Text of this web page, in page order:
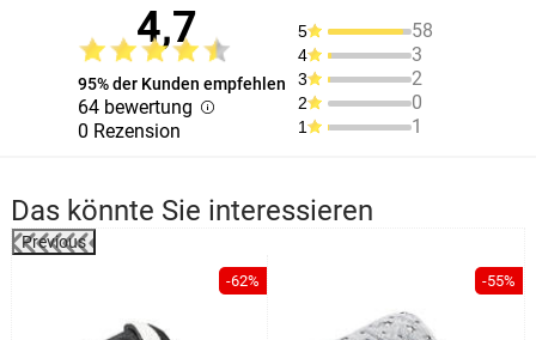
4,7
95% der Kunden empfehlen
64 bewertung
0 Rezension
5 58
4 3
3 2
2 0
1 1
Das könnte Sie interessieren
Previous
-62% -55%